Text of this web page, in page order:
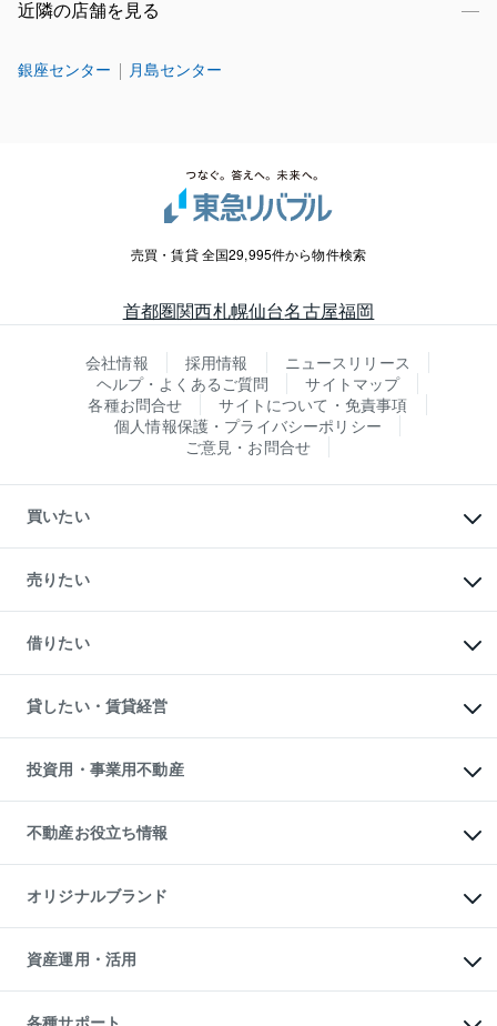
近隣の店舗を見る
銀座センター 月島センター
売買・賃貸 全国29,995件から物件検索
首都圏関西札幌仙台名古屋福岡
会社情報 採用情報
ニュースリリース
ヘルプ・よくあるご質問
サイトマップ
各種お問合せ
サイトについて・免責事項
個人情報保護・プライバシーポリシー
ご意見・お問合せ
買いたい
新築・分譲マンションの購入
中古マンションの購入
一戸建ての購入
中古一戸建ての購入
不動産購入の流れ
注目キーワード物件特集
購入ガイド
English 繁体中文簡体中文
売りたい
一戸建ての売却・査定
土地の売却・査定
スピードAI査定
不動産査定について
不動産売却の流れ
不動産買換えの流れ
売却ガイド
借りたい
オフィス・店舗の賃貸
借りるときの流れ
借りるガイド
貸したい・賃貸経営
マンション賃料データ
賃貸管理プラン
リロケーションについて
貸すガイド
投資用・事業用不動産
事業用不動産
マンション投資
投資用マンション
アパート経営
収益物件
ビル購入（ビル一棟）
投資用不動産の売却査定
事業用不動産の売却査定
不動産お役立ち情報
マンションライブラリー
人気マンションランキング
暮らしに役立つ不動産メディア
不動産相場・不動産価格情報
不動産コラム・ニュース
不動産用語集
オリジナルブランド
一棟リノベーションマンション
L`GENTE（ルジェンテ）
区分リノベーションマンション
資産運用・活用
不動産M&A